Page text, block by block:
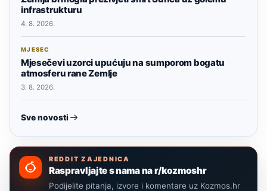
infrastrukturu
4. 8. 2026.
MJESEC
Mjesečevi uzorci upućuju na sumporom bogatu
atmosferu rane Zemlje
3. 8. 2026.
Sve novosti
REDDIT ZAJEDNICA
Raspravljajte s nama na r/kozmoshr
Podijelite pitanja, izvore i komentare uz Kozmos.hr